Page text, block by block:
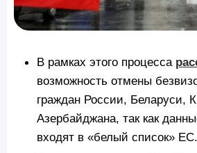
В рамках этого процесса
возможность отмены
граждан России, Беларуси,
Азербайджана, так как
входят в «белый список» ЕС.